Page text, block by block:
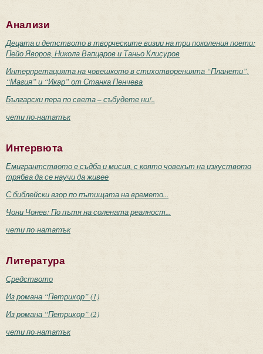
Анализи
Децата и детството в творческите визии на три поколения поети:
Пейо Яворов, Никола Вапцаров и Таньо Клисуров
Интерпретацията на човешкото в стихотворенията “Планети”,
“Магия” и “Икар” от Станка Пенчева
Български пера по света – събудете ни!..
чети по-нататък
Интервюта
Емигрантството е съдба и мисия, с която човекът на изкуството
трябва да се научи да живее
С библейски взор по пътищата на времето...
Чони Чонев: По пътя на солената реалност...
чети по-нататък
Литература
Средството
Из романа “Петрихор” (1)
Из романа “Петрихор” (2)
чети по-нататък